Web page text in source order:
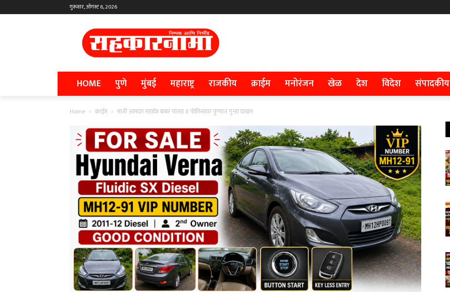
गुरूवार, ऑगस्ट 6, 2026
HOME पुणे मुंबई महाराष्ट्र राजकीय क्राईम मनोरंजन खेळ देश विदेश संपादकीय
Home क्राईम माजी आमदार महादेव बाबर यांसह 8 पोलिसांवर पुण्यात गुन्हा दाखल